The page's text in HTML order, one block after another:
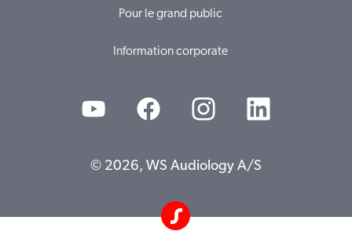
Pour le grand public
Information corporate
© 2026, WS Audiology A/S